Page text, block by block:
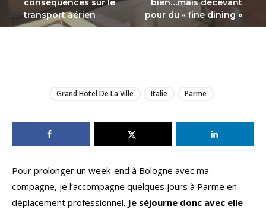
conséquences sur le
transport aérien
bien…mais décevant
pour du « fine dining »
Grand Hotel De La Ville Italie Parme
Pour prolonger un week-end à Bologne avec ma
compagne, je l’accompagne quelques jours à Parme en
déplacement professionnel. Je séjourne donc avec elle